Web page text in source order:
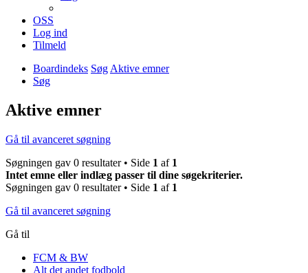
OSS
Log ind
Tilmeld
Boardindeks SøgAktive emner
Søg
Aktive emner
Gå til avanceret søgning
Søgningen gav 0 resultater • Side 1 af 1
Intet emne eller indlæg passer til dine søgekriterier.
Søgningen gav 0 resultater • Side 1 af 1
Gå til avanceret søgning
Gå til
FCM & BW
Alt det andet fodbold